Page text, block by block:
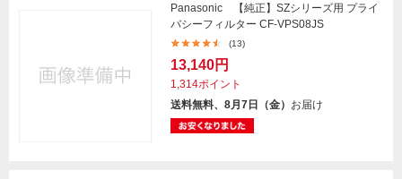
Panasonic 【純正】SZシリーズ用 プライ
バシーフィルター CF-VPS08JS
(13)
13,140円
1,314ポイント
送料無料、8月7日（金） お届け